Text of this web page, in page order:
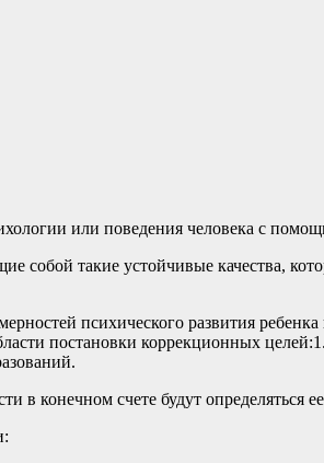
или поведения человека с
собой такие устойчивые качества,
психического развития ребенка
постановки коррекционных
в конечном счете будут определяться